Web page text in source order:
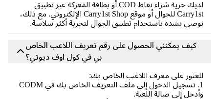
لديك حرية شراء نقاط COD أو بطاقة المعركة عبر تطبيق
Carry1st للجوال أو موقع Carry1st Shop الإلكتروني. مع ذلك،
نوصي بشدة باستخدام تطبيق الجوال لتجربة أكثر سلاسة.
كيف يمكنني الحصول على رقم تعريف اللاعب الخاص
بي في كول اوف ديوتي؟
للعثور على معرف اللاعب الخاص بك:
1. تسجيل الدخول إلى ملف التعريف الخاص بك في CODM
وأدخل إلى صالة اللعبة.